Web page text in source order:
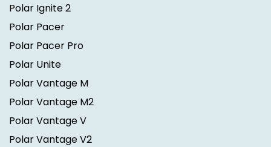
Polar Ignite 2
Polar Pacer
Polar Pacer Pro
Polar Unite
Polar Vantage M
Polar Vantage M2
Polar Vantage V
Polar Vantage V2